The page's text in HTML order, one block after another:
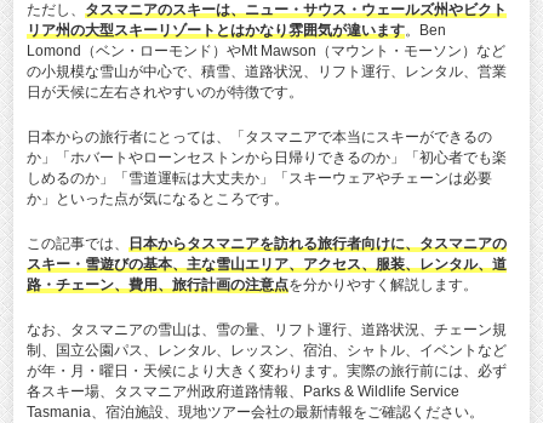
ただし、 タスマニアのスキーは、ニュー・サウス・ウェールズ州やビクト
リア州の大型スキーリゾートとはかなり雰囲気が違います。Ben
Lomond（ベン・ローモンド）やMt Mawson（マウント・モーソン）など
の小規模な雪山が中心で、積雪、道路状況、リフト運行、レンタル、営業
日が天候に左右されやすいのが特徴です。
日本からの旅行者にとっては、「タスマニアで本当にスキーができるの
か」「ホバートやローンセストンから日帰りできるのか」「初心者でも楽
しめるのか」「雪道運転は大丈夫か」「スキーウェアやチェーンは必要
か」といった点が気になるところです。
この記事では、 日本からタスマニアを訪れる旅行者向けに、タスマニアの
スキー・雪遊びの基本、主な雪山エリア、アクセス、服装、レンタル、道
路・チェーン、費用、旅行計画の注意点を分かりやすく解説します。
なお、タスマニアの雪山は、雪の量、リフト運行、道路状況、チェーン規
制、国立公園パス、レンタル、レッスン、宿泊、シャトル、イベントなど
が年・月・曜日・天候により大きく変わります。実際の旅行前には、必ず
各スキー場、タスマニア州政府道路情報、Parks & Wildlife Service
Tasmania、宿泊施設、現地ツアー会社の最新情報をご確認ください。